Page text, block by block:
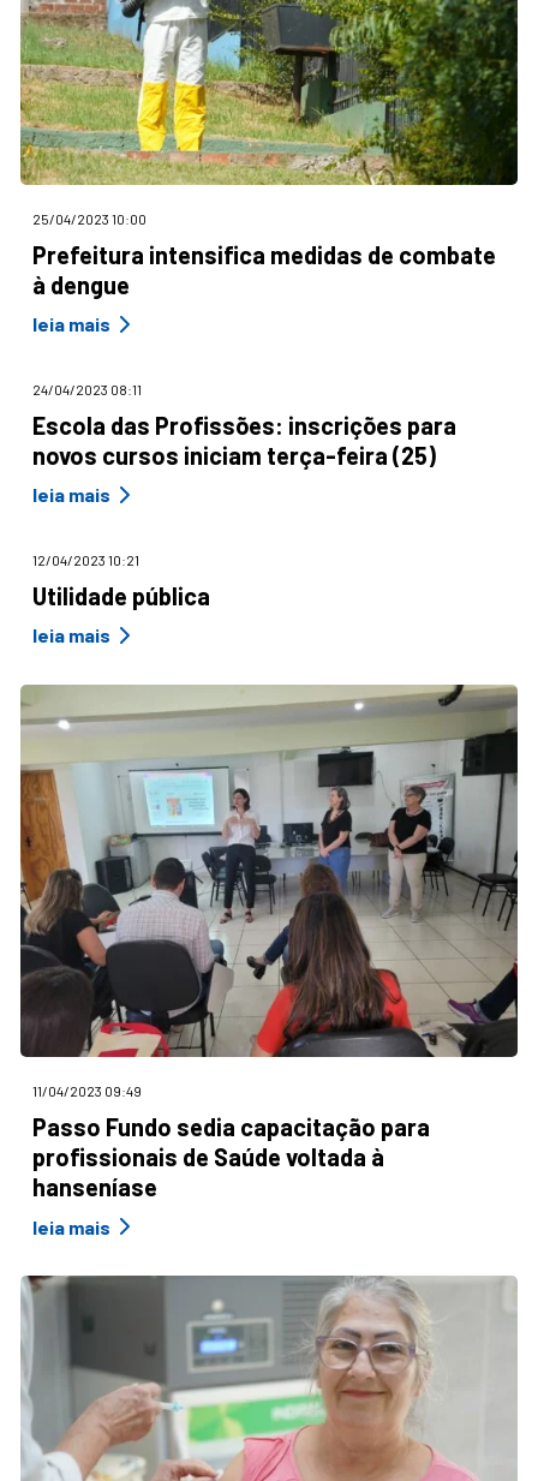
25/04/2023 10:00
Prefeitura intensifica medidas de combate
à dengue
leia mais
24/04/2023 08:11
Escola das Profissões: inscrições para
novos cursos iniciam terça-feira (25)
leia mais
12/04/2023 10:21
Utilidade pública
leia mais
11/04/2023 09:49
Passo Fundo sedia capacitação para
profissionais de Saúde voltada à
hanseníase
leia mais